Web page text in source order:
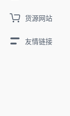
货源网站
友情链接